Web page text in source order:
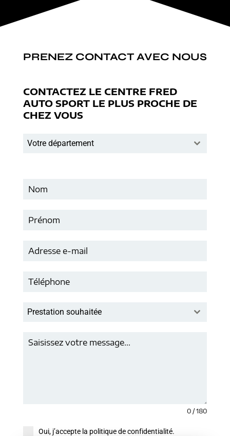
PRENEZ CONTACT AVEC NOUS
CONTACTEZ LE CENTRE FRED
AUTO SPORT LE PLUS PROCHE DE
CHEZ VOUS
Votre département
Prestation souhaitée
0 / 180
Oui, j’accepte la politique de confidentialité.